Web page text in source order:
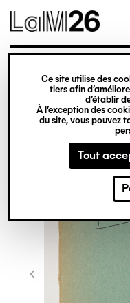
Gestion des cookies
Ce site utilise des
tiers afin
d’établir
À l’exception des
du site, vous pouvez
Tout
contenu